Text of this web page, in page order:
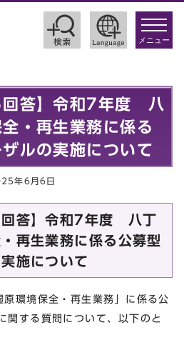
toggle
メニュー
回答】令和7年度 八
・再生業務に係る
ルの実施について
年6月6日
回答】令和7年度 八丁
再生業務に係る公募型
施について
環境保全・再生業務」に係る公
関する質問について、以下のと